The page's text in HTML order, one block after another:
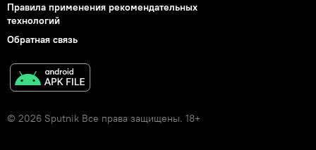
Правила применения рекомендательных
технологий
Обратная связь
© 2026 Sputnik Все права защищены. 18+